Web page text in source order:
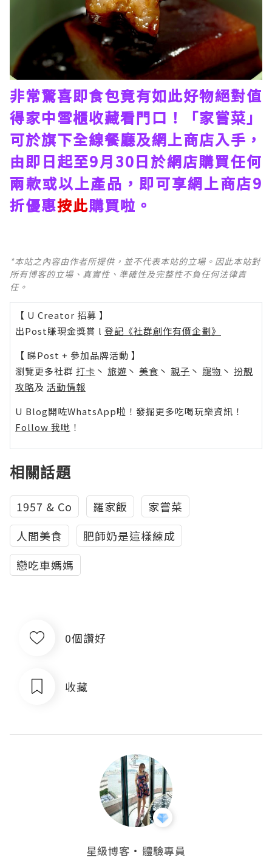
非常驚喜即食包竟有如此好物絕對值
得家中雪櫃收藏看門口！「家嘗菜」
可於旗下全線餐廳及網上商店入手，
由即日起至9月30日於網店購買任何
兩款或以上產品，即可享網上商店9
折優惠按此購買啦。
*本站之內容由作者所提供，並不代表本站的立場。因此本站對
所有博客的立場、真實性、準確性及完整性不負任何法律責
任。
【 U Creator 招募 】
出Post賺現金獎賞 l 登記《社群創作有價企劃》
【 睇Post + 參加品牌活動 】
瀏覽更多社群 打卡 丶 旅遊 丶 美食 丶 親子 丶 寵物 丶 扮靚
攻略及 活動情報
U Blog開咗WhatsApp啦！發掘更多吃喝玩樂資訊！
Follow 我哋 ！
相關話題
1957 & Co 羅家飯
家嘗菜
人間美食
肥師奶是這樣練成
戀吃車媽媽
0個讚好
收藏
星級博客 ・ 體驗專員